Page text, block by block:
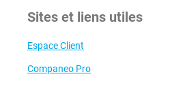
Sites et liens utiles
Espace Client
Companeo Pro